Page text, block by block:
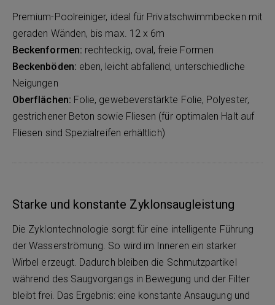
Premium-Poolreiniger, ideal für Privatschwimmbecken mit
geraden Wänden, bis max. 12 x 6m
Beckenformen: rechteckig, oval, freie Formen
Beckenböden: eben, leicht abfallend, unterschiedliche
Neigungen
Oberflächen: Folie, gewebeverstärkte Folie, Polyester,
gestrichener Beton sowie Fliesen (für optimalen Halt auf
Fliesen sind Spezialreifen erhältlich)
Starke und konstante Zyklonsaugleistung
Die Zyklontechnologie sorgt für eine intelligente Führung
der Wasserströmung. So wird im Inneren ein starker
Wirbel erzeugt. Dadurch bleiben die Schmutzpartikel
während des Saugvorgangs in Bewegung und der Filter
bleibt frei. Das Ergebnis: eine konstante Ansaugung und